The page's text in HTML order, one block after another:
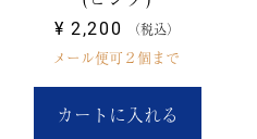
¥ 2,200 税込
メール便可２個まで
カートに入れる